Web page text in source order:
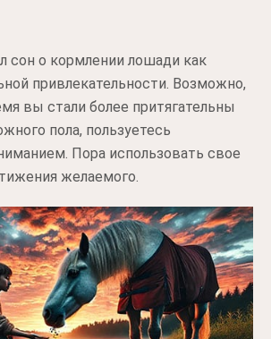
сон о кормлении лошади как
привлекательности. Возможно,
вы стали более притягательны
пола, пользуетесь
Пора использовать свое
желаемого.